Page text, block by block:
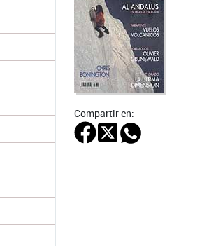
Compartir en: